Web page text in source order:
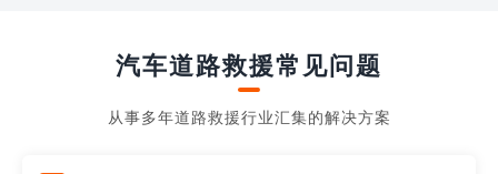
汽车道路救援常见问题
从事多年道路救援行业汇集的解决方案